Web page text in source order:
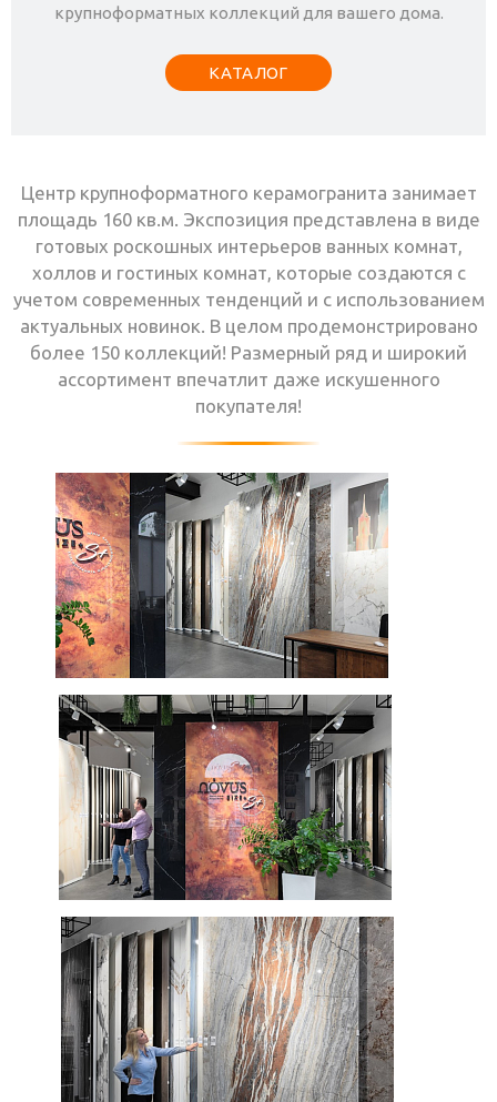
крупноформатных коллекций для вашего дома.
КАТАЛОГ
Центр крупноформатного керамогранита занимает
площадь 160 кв.м. Экспозиция представлена в виде
готовых роскошных интерьеров ванных комнат,
холлов и гостиных комнат, которые создаются с
учетом современных тенденций и с использованием
актуальных новинок. В целом продемонстрировано
более 150 коллекций! Размерный ряд и широкий
ассортимент впечатлит даже искушенного
покупателя!